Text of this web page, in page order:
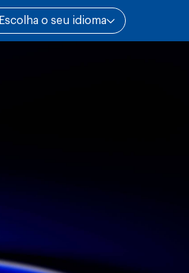
Escolha o seu idioma